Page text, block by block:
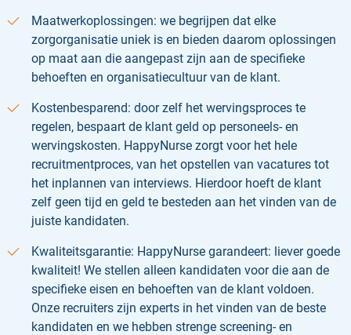
Maatwerkoplossingen: we begrijpen dat elke
zorgorganisatie uniek is en bieden daarom oplossingen
op maat aan die aangepast zijn aan de specifieke
behoeften en organisatiecultuur van de klant.
Kostenbesparend: door zelf het wervingsproces te
regelen, bespaart de klant geld op personeels- en
wervingskosten. HappyNurse zorgt voor het hele
recruitmentproces, van het opstellen van vacatures tot
het inplannen van interviews. Hierdoor hoeft de klant
zelf geen tijd en geld te besteden aan het vinden van de
juiste kandidaten.
Kwaliteitsgarantie: HappyNurse garandeert: liever goede
kwaliteit! We stellen alleen kandidaten voor die aan de
specifieke eisen en behoeften van de klant voldoen.
Onze recruiters zijn experts in het vinden van de beste
kandidaten en we hebben strenge screening- en